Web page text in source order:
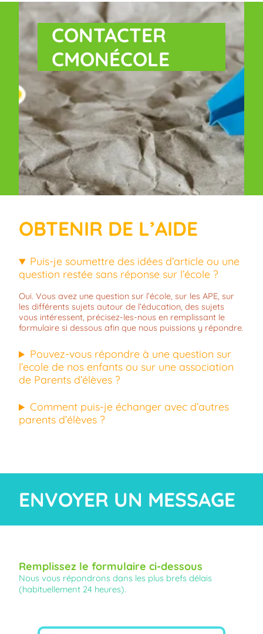
CONTACTER
CMONÉCOLE
OBTENIR DE L’AIDE
Puis-je soumettre des idées d’article ou une
question restée sans réponse sur l’école ?
Oui. Vous avez une question sur l’école, sur les APE, sur
les différents sujets autour de l’éducation, des sujets
vous intéressent, précisez-les-nous en remplissant le
formulaire si dessous afin que nous puissions y répondre.
Pouvez-vous répondre à une question sur
l’ecole de nos enfants ou sur une association
de Parents d’élèves ?
Comment puis-je échanger avec d’autres
parents d’élèves ?
ENVOYER UN MESSAGE
Remplissez le formulaire ci-dessous
Nous vous répondrons dans les plus brefs délais
(habituellement 24 heures).